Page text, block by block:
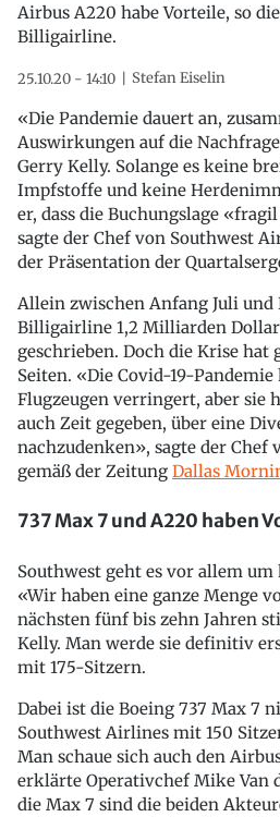
Airbus A220 habe Vorteile, so
Billigairline.
25.10.20 - 14:10 Stefan Eiselin
«Die Pandemie dauert an,
Auswirkungen auf die
Gerry Kelly. Solange es keine
Impfstoffe und keine
er, dass die Buchungslage
sagte der Chef von Southwest
der Präsentation der
Allein zwischen Anfang Juli und
Billigairline 1,2 Milliarden
geschrieben. Doch die Krise hat
Seiten. «Die Covid-19-
Flugzeugen verringert, aber sie
auch Zeit gegeben, über eine
nachzudenken», sagte der Chef
gemäß der Zeitung Dallas
737 Max 7 und A220 haben
Southwest geht es vor allem um
«Wir haben eine ganze Menge
nächsten fünf bis zehn Jahren
Kelly. Man werde sie definitiv
mit 175-Sitzern.
Dabei ist die Boeing 737 Max 7
Southwest Airlines mit 150
Man schaue sich auch den
erklärte Operativchef Mike Van
die Max 7 sind die beiden